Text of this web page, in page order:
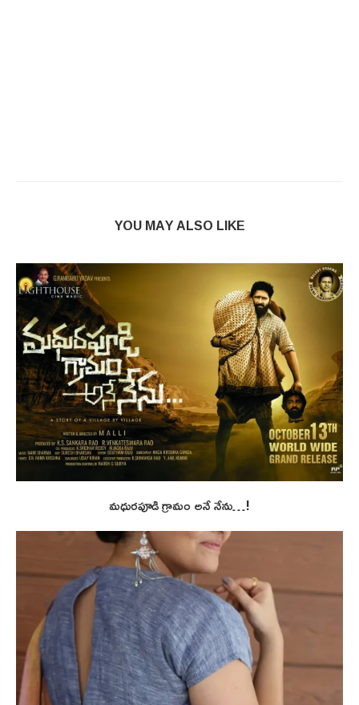
YOU MAY ALSO LIKE
మధురపూడి గ్రామం అనే నేను…!